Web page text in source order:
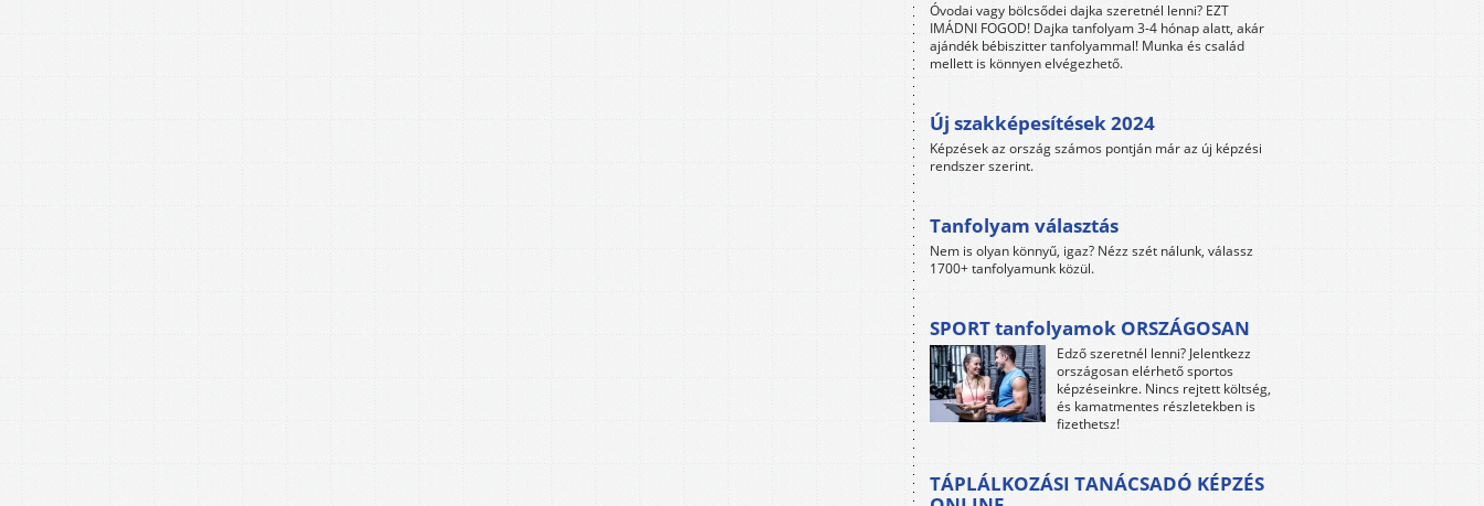
Óvodai vagy bölcsődei dajka szeretnél lenni? EZT
IMÁDNI FOGOD! Dajka tanfolyam 3-4 hónap alatt, akár
ajándék bébiszitter tanfolyammal! Munka és család
mellett is könnyen elvégezhető.
Új szakképesítések 2024
Képzések az ország számos pontján már az új képzési
rendszer szerint.
Tanfolyam választás
Nem is olyan könnyű, igaz? Nézz szét nálunk, válassz
1700+ tanfolyamunk közül.
SPORT tanfolyamok ORSZÁGOSAN
Edző szeretnél lenni? Jelentkezz
országosan elérhető sportos
képzéseinkre. Nincs rejtett költség,
és kamatmentes részletekben is
fizethetsz!
TÁPLÁLKOZÁSI TANÁCSADÓ KÉPZÉS